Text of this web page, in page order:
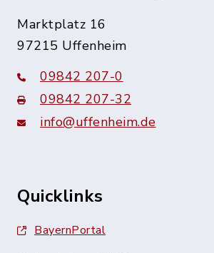
Marktplatz 16
97215 Uffenheim
09842 207-0
09842 207-32
info@uffenheim.de
Quicklinks
BayernPortal